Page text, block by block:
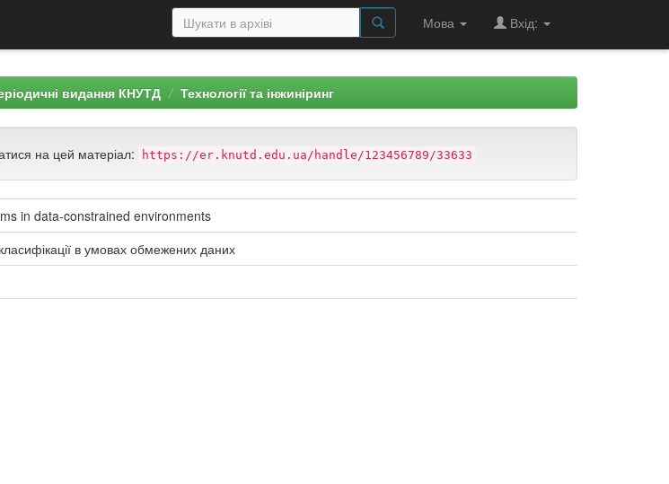
Мова Вхід:
видання КНУТД Технології та інжиніринг
на цей матеріал: https://er.knutd.edu.ua/handle/123456789/33633
in data-constrained environments
в умовах обмежених даних